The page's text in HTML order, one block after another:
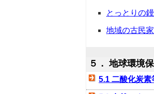
とっとりの
地域の古民
５． 地球環境
5.1 二酸化炭